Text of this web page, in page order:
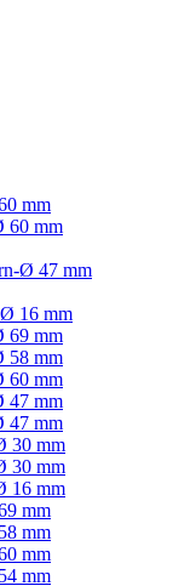
mm
60 mm
Ø 47 mm
16 mm
69 mm
58 mm
60 mm
47 mm
47 mm
30 mm
30 mm
16 mm
mm
mm
mm
mm